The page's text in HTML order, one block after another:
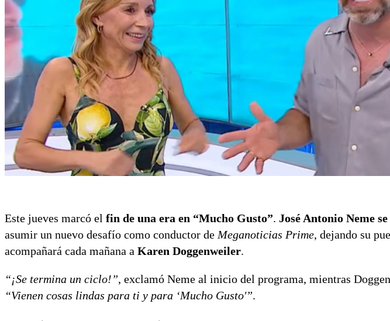
Este jueves marcó el fin de una era en “Mucho Gusto”. José Antonio Neme
asumir un nuevo desafío como conductor de Meganoticias Prime, dejando su
acompañará cada mañana a Karen Doggenweiler.
“¡Se termina un ciclo!”, exclamó Neme al inicio del programa, mientras
“Vienen cosas lindas para ti y para ‘Mucho Gusto'”.